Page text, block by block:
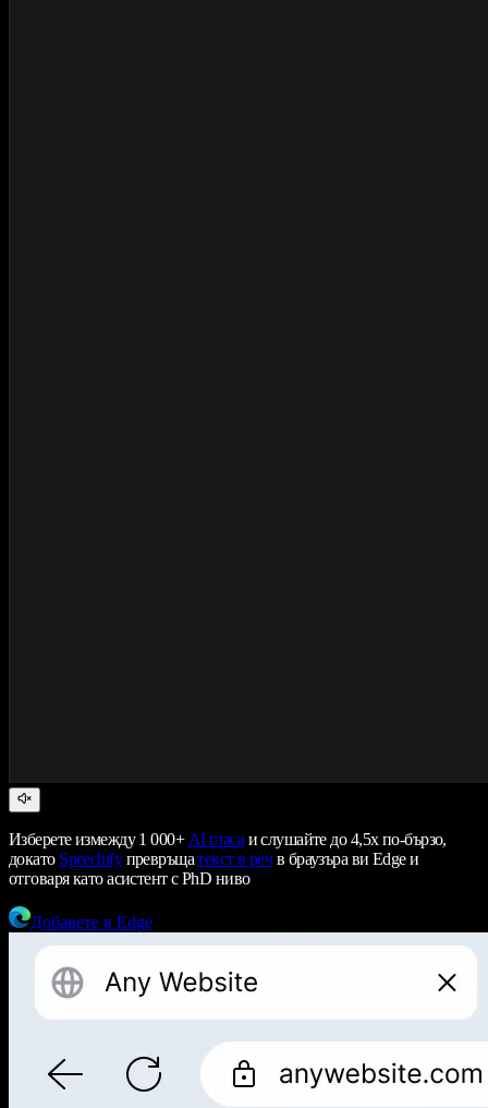
Изберете измежду 1 000+ AI гласа и слушайте до 4,5x по-бързо,
докато Speechifyпревръщатекст в речв браузъра ви Edge и
отговаря като асистент с PhD ниво
Добавете в Edge